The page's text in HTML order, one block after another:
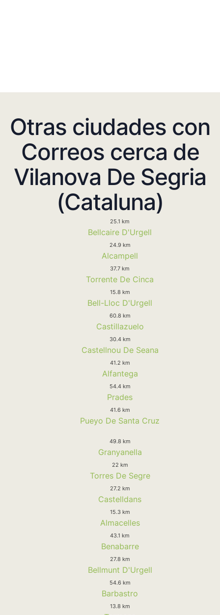
Otras ciudades con
Correos cerca de
Vilanova De Segria
(Cataluna)
25.1 km
Bellcaire D'Urgell
24.9 km
Alcampell
37.7 km
Torrente De Cinca
15.8 km
Bell-Lloc D'Urgell
60.8 km
Castillazuelo
30.4 km
Castellnou De Seana
41.2 km
Alfantega
54.4 km
Prades
41.6 km
Pueyo De Santa Cruz
49.8 km
Granyanella
22 km
Torres De Segre
27.2 km
Castelldans
15.3 km
Almacelles
43.1 km
Benabarre
27.8 km
Bellmunt D'Urgell
54.6 km
Barbastro
13.8 km